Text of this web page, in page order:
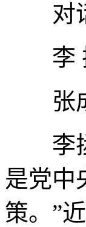
对话
李
张成
李拯
是党中
策。”